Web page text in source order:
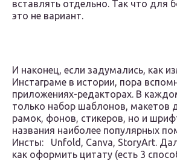
вставлять отдельно. Так что для
это не вариант.
И наконец, если задумались, как
Инстаграме в истории, пора
приложениях-редакторах. В
только набор шаблонов, макетов
рамок, фонов, стикеров, но и
названия наиболее популярных
Инсты: Unfold, Canva, StoryArt.
как оформить цитату (есть 3